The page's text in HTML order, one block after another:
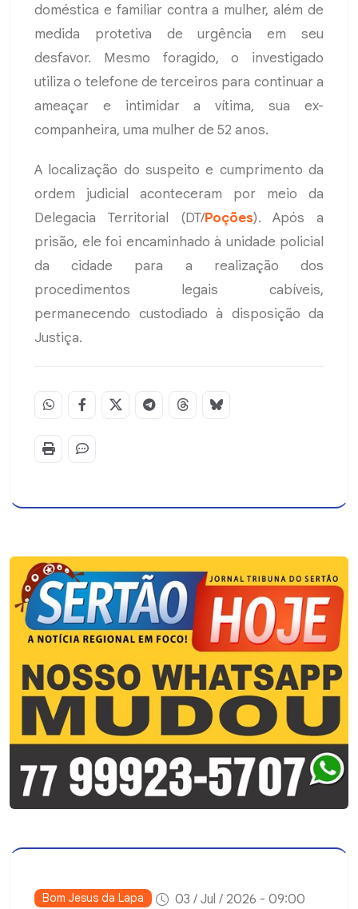
doméstica e familiar contra a mulher, além de
medida protetiva de urgência em seu
desfavor. Mesmo foragido, o investigado
utiliza o telefone de terceiros para continuar a
ameaçar e intimidar a vítima, sua ex-
companheira, uma mulher de 52 anos.
A localização do suspeito e cumprimento da
ordem judicial aconteceram por meio da
Delegacia Territorial (DT/Poções). Após a
prisão, ele foi encaminhado à unidade policial
da cidade para a realização dos
procedimentos legais cabíveis,
permanecendo custodiado à disposição da
Justiça.
Bom Jesus da Lapa 03 / Jul / 2026 - 09:00